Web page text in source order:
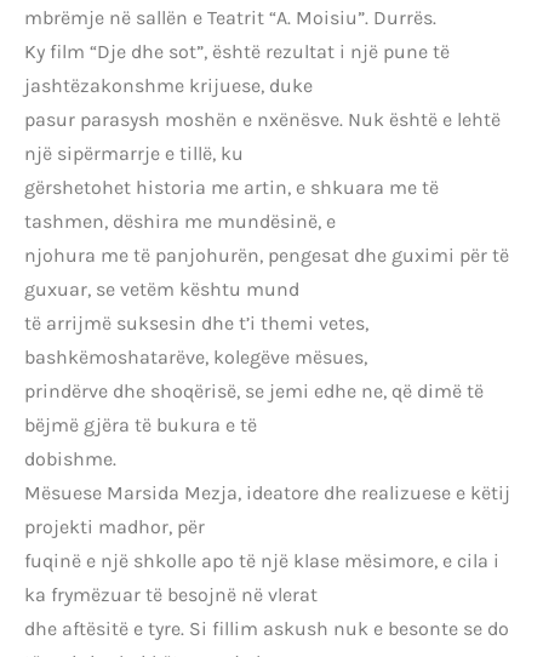
mbrëmje në sallën e Teatrit “A. Moisiu”. Durrës.
Ky film “Dje dhe sot”, është rezultat i një pune të
jashtëzakonshme krijuese, duke
pasur parasysh moshën e nxënësve. Nuk është e lehtë
një sipërmarrje e tillë, ku
gërshetohet historia me artin, e shkuara me të
tashmen, dëshira me mundësinë, e
njohura me të panjohurën, pengesat dhe guximi për të
guxuar, se vetëm kështu mund
të arrijmë suksesin dhe t’i themi vetes,
bashkëmoshatarëve, kolegëve mësues,
prindërve dhe shoqërisë, se jemi edhe ne, që dimë të
bëjmë gjëra të bukura e të
dobishme.
Mësuese Marsida Mezja, ideatore dhe realizuese e këtij
projekti madhor, për
fuqinë e një shkolle apo të një klase mësimore, e cila i
ka frymëzuar të besojnë në vlerat
dhe aftësitë e tyre. Si fillim askush nuk e besonte se do